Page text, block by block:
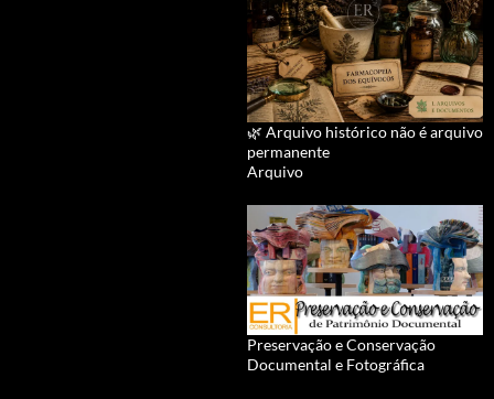
🌿 Arquivo histórico não é arquivo
permanente
Arquivo
Preservação e Conservação
Documental e Fotográfica